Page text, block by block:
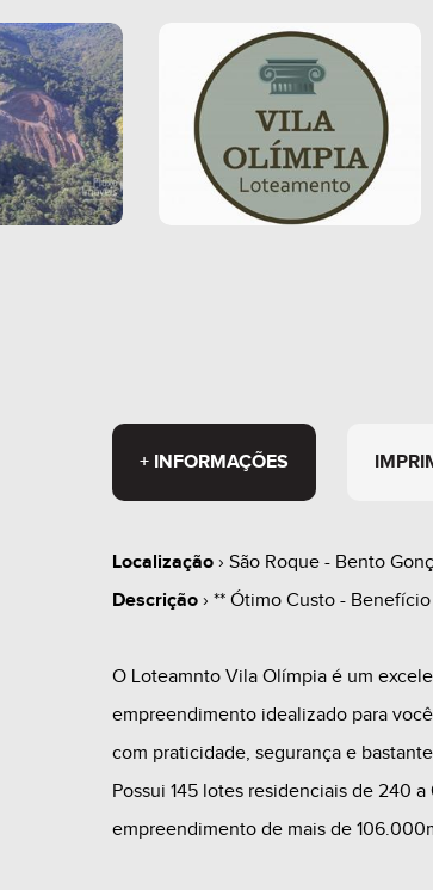
+ INFORMAÇÕES
Localização › São Roque - Bento
Descrição › ** Ótimo Custo - Benefício
O Loteamnto Vila Olímpia é um
empreendimento idealizado para
com praticidade, segurança e
Possui 145 lotes residenciais de 240 a
empreendimento de mais de